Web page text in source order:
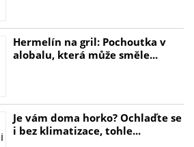
Hermelín na gril: Pochoutka v
alobalu, která může směle...
Je vám doma horko? Ochlaďte se
i bez klimatizace, tohle...